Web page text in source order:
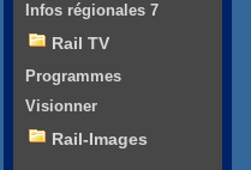
Infos régionales 7
Rail TV
Programmes
Visionner
Rail-Images